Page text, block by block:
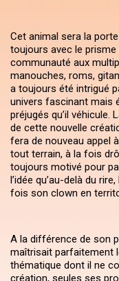
Cet animal sera la
toujours avec le prisme
communauté aux
manouches, roms,
a toujours été intrigué
univers fascinant mais
préjugés qu’il véhicule.
de cette nouvelle
fera de nouveau appel
tout terrain, à la fois
toujours motivé pour
l’idée qu’au-delà du
fois son clown en
A la différence de son
maîtrisait parfaitement
thématique dont il ne
création, seules ses